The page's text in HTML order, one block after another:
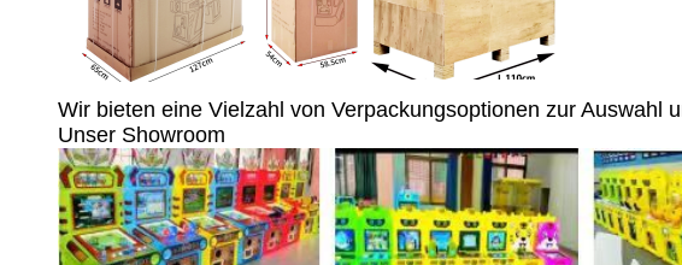
Wir bieten eine Vielzahl von Verpackungsoptionen zur Auswahl
Unser Showroom